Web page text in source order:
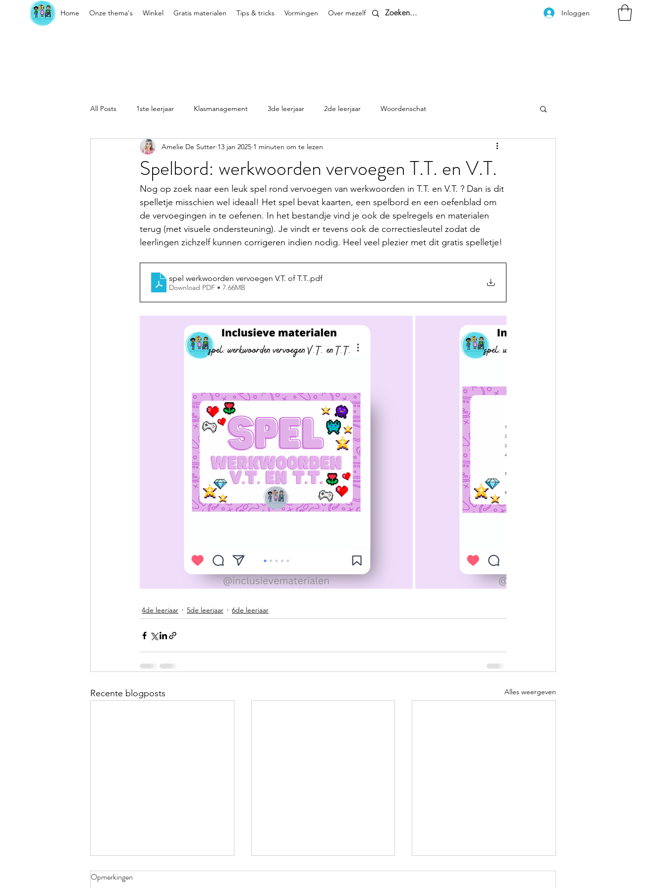
Home Onze thema's Winkel Gratis materialen Tips & tricks Vormingen Over mezelf Contact Inloggen
All Posts 1ste leerjaar Klasmanagement 3de leerjaar 2de leerjaar Woordenschat
Sociaal-emotionele vaardigheden 4de leerjaar planningen
Klasorganisatie Klasthema's en kalenders
Spelbord: werkwoorden vervoegen T.T. en V.T.
Amelie De Sutter 13 jan 2025 1 minuten om te lezen
Nog op zoek naar een leuk spel rond vervoegen van werkwoorden in T.T. en V.T. ? Dan is dit
spelletje misschien wel ideaal! Het spel bevat kaarten, een spelbord en een oefenblad om
de vervoegingen in te oefenen. In het bestandje vind je ook de spelregels en materialen
terug (met visuele ondersteuning). Je vindt er tevens ook de correctiesleutel zodat de
leerlingen zichzelf kunnen corrigeren indien nodig. Heel veel plezier met dit gratis spelletje!
spel werkwoorden vervoegen V.T. of T.T..pdf
Download PDF • 7.66MB
4de leerjaar 5de leerjaar 6de leerjaar
Recente blogposts Alles weergeven
Opmerkingen